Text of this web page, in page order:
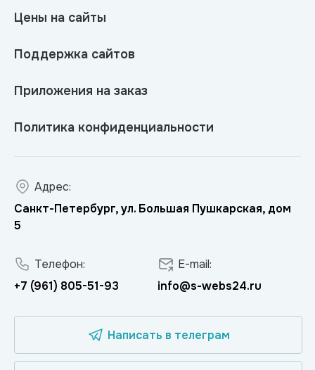
Цены на сайты
Поддержка сайтов
Приложения на заказ
Политика конфиденциальности
Адрес:
Санкт-Петербург, ул. Большая Пушкарская, дом
5
Телефон:
+7 (961) 805-51-93
E-mail:
info@s-webs24.ru
Написать в телеграм